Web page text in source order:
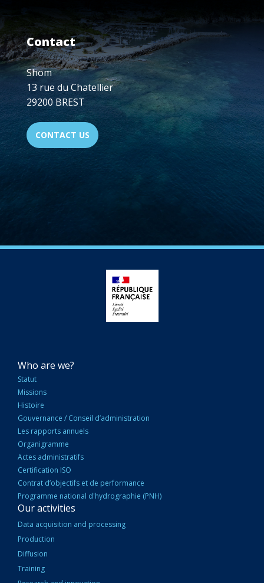
Contact
Shom
13 rue du Chatellier
29200 BREST
CONTACT US
NAVIGATION
PRINCIPALE
Who are we?
Statut
Missions
Histoire
Gouvernance / Conseil d’administration
Les rapports annuels
Organigramme
Actes administratifs
Certification ISO
Contrat d’objectifs et de performance
Programme national d'hydrographie (PNH)
Our activities
Data acquisition and processing
Production
Diffusion
Training